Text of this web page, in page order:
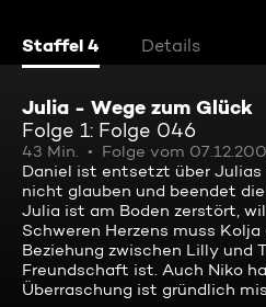
Staffel 4 Details
Julia - Wege zum Glück
Folge 1: Folge 046
43 Min. Folge vom
Daniel ist entsetzt über Julias
nicht glauben und beendet
Julia ist am Boden zerstört,
Schweren Herzens muss
Beziehung zwischen Lilly und
Freundschaft ist. Auch Niko
Überraschung ist gründlich